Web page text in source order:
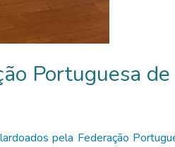
Portuguesa
pela Federação